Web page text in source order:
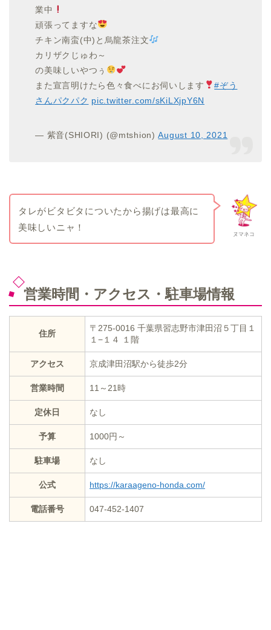
業中
頑張ってますな
チキン南蛮(中)と烏龍茶注文
カリザクじゅわ～
の美味しいやつぅ
また宣言明けたら色々食べにお伺いします
#ぞう
さんパクパク pic.twitter.com/sKiLXjpY6N
— 紫音(SHIORI) (@mtshion)August 10, 2021
ヌマネコ
タレがビタビタについたから揚げは最高に
美味しいニャ！
営業時間・アクセス・駐車場情報
住所
〒275-0016 千葉県習志野市津田沼５丁目１
１−１４ １階
アクセス 京成津田沼駅から徒歩2分
営業時間 11～21時
定休日 なし
予算 1000円～
駐車場 なし
公式 https://karaageno-honda.com/
電話番号 047-452-1407